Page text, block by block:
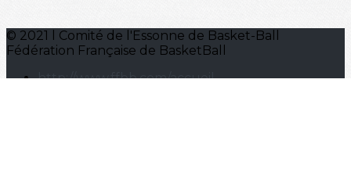
© 2021 l Comité de l'Essonne de Basket-Ball
Fédération Française de BasketBall
http://www.ffbb.com/accueil